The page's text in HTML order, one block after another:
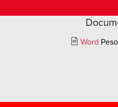
Word